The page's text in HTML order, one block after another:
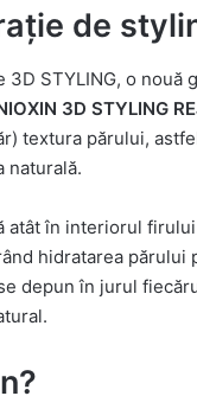
de
STYLING, o nouă
3D STYLING
textura părului,
naturală.
în interiorul
hidratarea părului
depun în jurul